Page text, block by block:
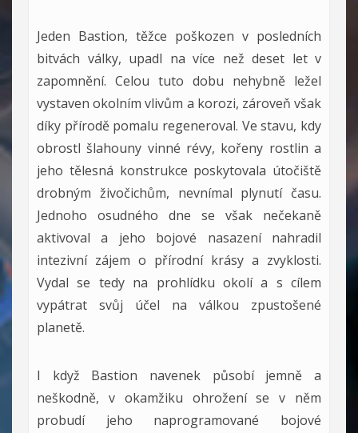
Jeden Bastion, těžce poškozen v posledních
bitvách války, upadl na více než deset let v
zapomnění. Celou tuto dobu nehybně ležel
vystaven okolním vlivům a korozi, zároveň však
díky přírodě pomalu regeneroval. Ve stavu, kdy
obrostl šlahouny vinné révy, kořeny rostlin a
jeho tělesná konstrukce poskytovala útočiště
drobným živočichům, nevnímal plynutí času.
Jednoho osudného dne se však nečekaně
aktivoval a jeho bojové nasazení nahradil
intezivní zájem o přírodní krásy a zvyklosti.
Vydal se tedy na prohlídku okolí a s cílem
vypátrat svůj účel na válkou zpustošené
planetě.
I když Bastion navenek působí jemně a
neškodně, v okamžiku ohrožení se v něm
probudí jeho naprogramované bojové